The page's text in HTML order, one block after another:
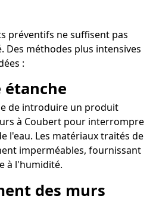
préventifs ne suffisent pas
méthodes plus intensives
:
étanche
de introduire un produit
à Coubert pour interrompre
l'eau. Les matériaux traités de
imperméables, fournissant
à l'humidité.
des murs